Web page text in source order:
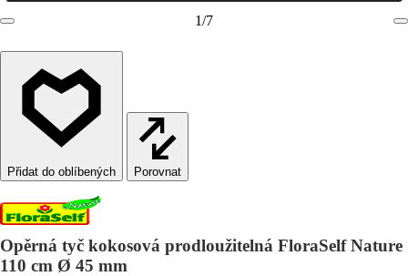
1/7
Porovnat
Opěrná tyč kokosová prodloužitelná FloraSelf Nature
110 cm Ø 45 mm